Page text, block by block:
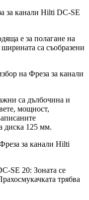
за канали Hilti DC-SE
е за полагане на
са съобразени
на Фреза за канали
са дълбочина и
мощност,
диска 125 мм.
за канали Hilti
SE 20: Зоната се
трябва